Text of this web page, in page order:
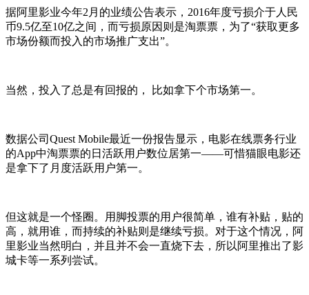
据阿里影业今年2月的业绩公告表示，2016年度亏损介于人民
币9.5亿至10亿之间，而亏损原因则是淘票票，为了“获取更多
市场份额而投入的市场推广支出”。
当然，投入了总是有回报的， 比如拿下个市场第一。
数据公司Quest Mobile最近一份报告显示，电影在线票务行业
的App中淘票票的日活跃用户数位居第一——可惜猫眼电影还
是拿下了月度活跃用户第一。
但这就是一个怪圈。用脚投票的用户很简单，谁有补贴，贴的
高，就用谁，而持续的补贴则是继续亏损。对于这个情况，阿
里影业当然明白，并且并不会一直烧下去，所以阿里推出了影
城卡等一系列尝试。